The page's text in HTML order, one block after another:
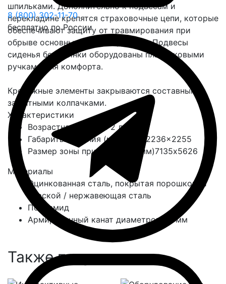
8 (800) 302-11-70
бесплатно по России
шпильками. Дополнительно к подвесам и
перекладине крепятся страховочные цепи, которые
обеспечивают защиту от травмирования при
обрыве основных цепей подвесов. Подвесы
сиденья без спинки оборудованы пластиковыми
ручками для комфорта.
Крепежные элементы закрываются составными
защитными колпачками.
Характеристики
Возрастная группа
с 2 лет
Габариты изделия (мм)
6723x2236x2255
Размер зоны приземления (мм)7135х5626
Материалы
Оцинкованная сталь, покрытая порошковой
краской / нержавеющая сталь
Полиамид
Армированный канат диаметром 16 мм
Также покупают: